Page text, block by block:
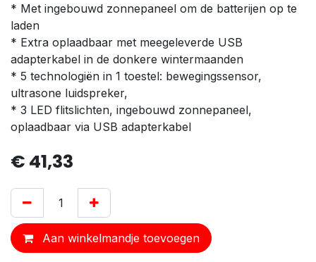
* Met ingebouwd zonnepaneel om de batterijen op te
laden
* Extra oplaadbaar met meegeleverde USB
adapterkabel in de donkere wintermaanden
* 5 technologiën in 1 toestel: bewegingssensor,
ultrasone luidspreker,
* 3 LED flitslichten, ingebouwd zonnepaneel,
oplaadbaar via USB adapterkabel
€ 41,33
Aan winkelmandje toevoegen